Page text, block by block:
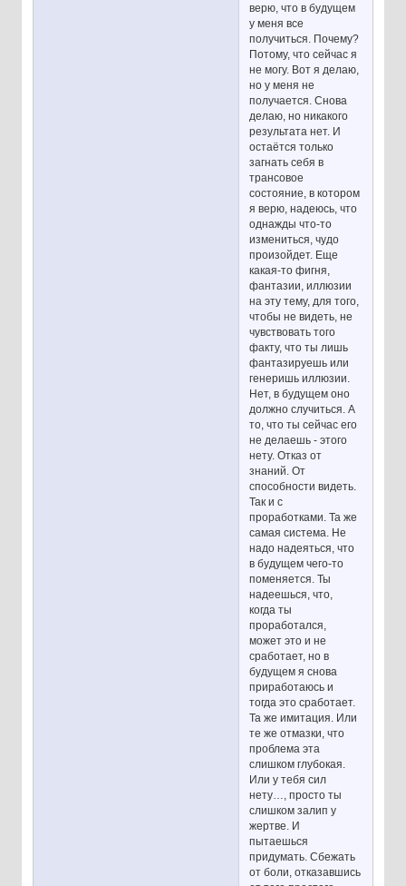
верю, что в будущем
у меня все
получиться. Почему?
Потому, что сейчас я
не могу. Вот я делаю,
но у меня не
получается. Снова
делаю, но никакого
результата нет. И
остаётся только
загнать себя в
трансовое
состояние, в котором
я верю, надеюсь, что
однажды что-то
измениться, чудо
произойдет. Еще
какая-то фигня,
фантазии, иллюзии
на эту тему, для того,
чтобы не видеть, не
чувствовать того
факту, что ты лишь
фантазируешь или
генеришь иллюзии.
Нет, в будущем оно
должно случиться. А
то, что ты сейчас его
не делаешь - этого
нету. Отказ от
знаний. От
способности видеть.
Так и с
проработками. Та же
самая система. Не
надо надеяться, что
в будущем чего-то
поменяется. Ты
надеешься, что,
когда ты
проработался,
может это и не
сработает, но в
будущем я снова
приработаюсь и
тогда это сработает.
Та же имитация. Или
те же отмазки, что
проблема эта
слишком глубокая.
Или у тебя сил
нету…, просто ты
слишком залип у
жертве. И
пытаешься
придумать. Сбежать
от боли, отказавшись